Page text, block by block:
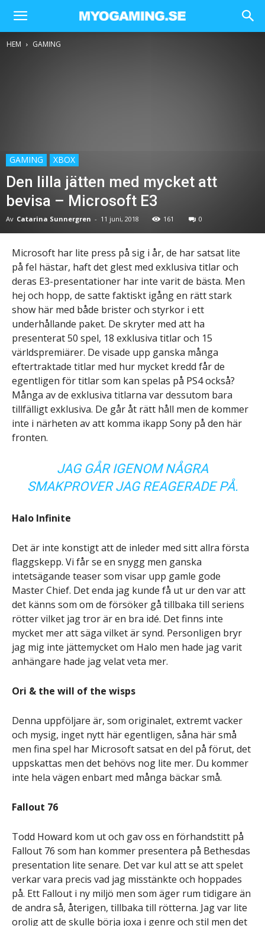
HEM GAMING
GAMING XBOX
Den lilla jätten med mycket att
bevisa – Microsoft E3
Av Catarina Sunnergren - 11 juni, 2018 161 0
Microsoft har lite press på sig i år, de har satsat lite
på fel hästar, haft det glest med exklusiva titlar och
deras E3-presentationer har inte varit de bästa. Men
hej och hopp, de satte faktiskt igång en rätt stark
show här med både brister och styrkor i ett
underhållande paket. De skryter med att ha
presenterat 50 spel, 18 exklusiva titlar och 15
världspremiärer. De visade upp ganska många
eftertraktade titlar med hur mycket kredd får de
egentligen för titlar som kan spelas på PS4 också?
Många av de exklusiva titlarna var dessutom bara
tillfälligt exklusiva. De går åt rätt håll men de kommer
inte i närheten av att komma ikapp Sony på den här
fronten.
JAG GÅR IGENOM NÅGRA
SMAKPROVER JAG REAGERADE PÅ.
Halo Infinite
Det är inte konstigt att de inleder med sitt allra första
flaggskepp. Vi får se en snygg men ganska
intetsägande teaser som visar upp gamle gode
Master Chief. Det enda jag kunde få ut ur den var att
det känns som om de försöker gå tillbaka till seriens
rötter vilket jag tror är en bra idé. Det finns inte
mycket mer att säga vilket är synd. Personligen bryr
jag mig inte jättemycket om Halo men hade jag varit
anhängare hade jag velat veta mer.
Ori & the will of the wisps
Denna uppföljare är, som originalet, extremt vacker
och mysig, inget nytt här egentligen, såna här små
men fina spel har Microsoft satsat en del på förut, det
uppskattas men det behövs nog lite mer. Du kommer
inte hela vägen enbart med många bäckar små.
Fallout 76
Todd Howard kom ut och gav oss en förhandstitt på
Fallout 76 som han kommer presentera på Bethesdas
presentation lite senare. Det var kul att se att spelet
verkar vara precis vad jag misstänkte och hoppades
på. Ett Fallout i ny miljö men som äger rum tidigare än
de andra så, återigen, tillbaka till rötterna. Jag var lite
orolig att de skulle börja joxa i genre och stil men det